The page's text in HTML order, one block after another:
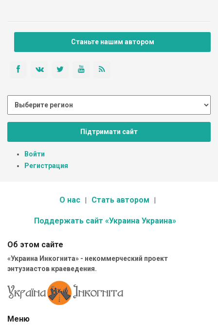
Станьте нашим автором
Підтримати сайт
Войти
Регистрация
О нас Стать автором
Поддержать сайт «Украина Украина»
Об этом сайте
«Украина Инкогнита» - некоммерческий проект
энтузиастов краеведения.
Меню